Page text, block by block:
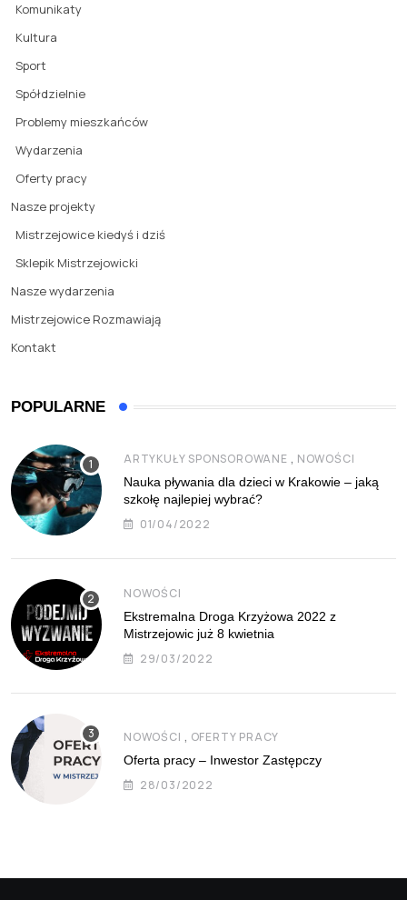
Komunikaty
Kultura
Sport
Spółdzielnie
Problemy mieszkańców
Wydarzenia
Oferty pracy
Nasze projekty
Mistrzejowice kiedyś i dziś
Sklepik Mistrzejowicki
Nasze wydarzenia
Mistrzejowice Rozmawiają
Kontakt
POPULARNE
ARTYKUŁY SPONSOROWANE , NOWOŚCI
Nauka pływania dla dzieci w Krakowie – jaką
szkołę najlepiej wybrać?
01/04/2022
NOWOŚCI
Ekstremalna Droga Krzyżowa 2022 z
Mistrzejowic już 8 kwietnia
29/03/2022
NOWOŚCI , OFERTY PRACY
Oferta pracy – Inwestor Zastępczy
28/03/2022